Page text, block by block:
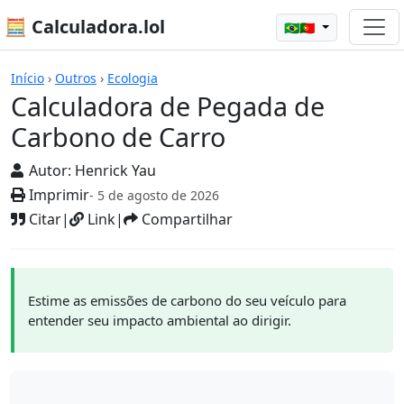
🧮 Calculadora.lol 🇧🇷🇵🇹
Início › Outros › Ecologia
Calculadora de Pegada de
Carbono de Carro
Autor: Henrick Yau
Imprimir- 5 de agosto de 2026
Citar| Link| Compartilhar
Calculadoras
Estime as emissões de carbono do seu veículo para
entender seu impacto ambiental ao dirigir.